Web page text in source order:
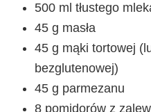
500 ml tłustego
45 g masła
45 g mąki tortowej
bezglutenowej)
45 g parmezanu
8 pomidorów z